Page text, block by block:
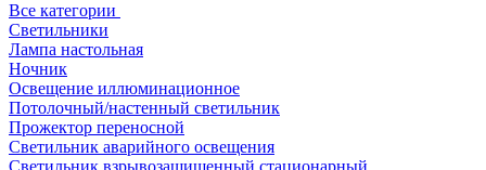
Все категории
Светильники
Лампа настольная
Ночник
Освещение иллюминационное
Потолочный/настенный светильник
Прожектор переносной
Светильник аварийного освещения
Светильник взрывозащищенный стационарный